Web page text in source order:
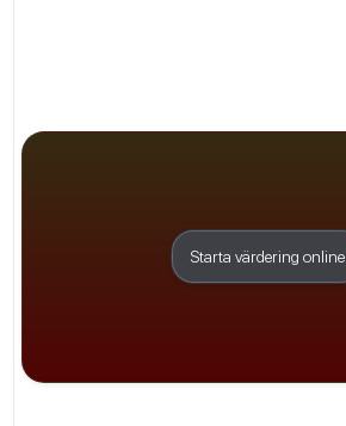
Starta värdering online